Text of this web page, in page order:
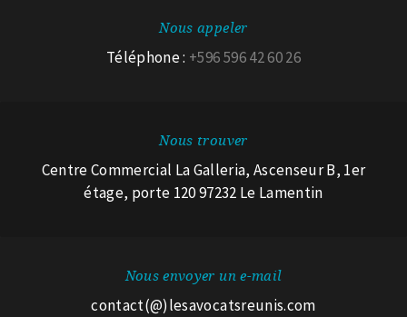
Nous appeler
Téléphone : +596 596 42 60 26
Nous trouver
Centre Commercial La Galleria, Ascenseur B, 1er
étage, porte 120 97232 Le Lamentin
Nous envoyer un e-mail
contact(@)lesavocatsreunis.com